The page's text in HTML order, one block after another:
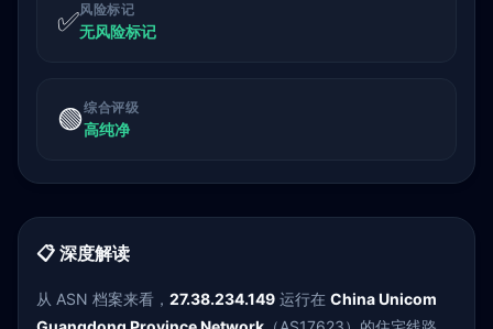
✅风险标记
无风险标记
🟢综合评级
高纯净
📋 深度解读
从 ASN 档案来看， 27.38.234.149 运行在 China Unicom